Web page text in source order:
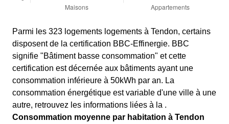
Parmi les 323 logements logements à Tendon, certains
disposent de la certification BBC-Effinergie. BBC
signifie "Bâtiment basse consommation" et cette
certification est décernée aux bâtiments ayant une
consommation inférieure à 50kWh par an. La
consommation énergétique est variable d'une ville à une
autre, retrouvez les informations liées à la .
Consommation moyenne par habitation à Tendon